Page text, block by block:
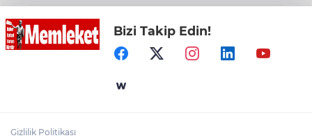
Muhtarlardan makarna yarışı
VakıfBank’ın aktif büyüklüğü yıllık bazda
Bizi Takip Edin!
Gizlilik Politikası